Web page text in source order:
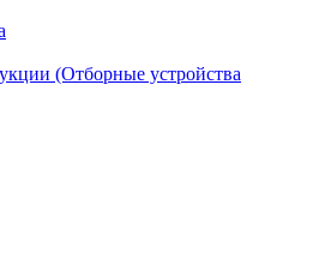
(Отборные устройства